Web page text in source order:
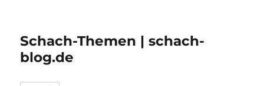
Schach-Themen | schach-
blog.de